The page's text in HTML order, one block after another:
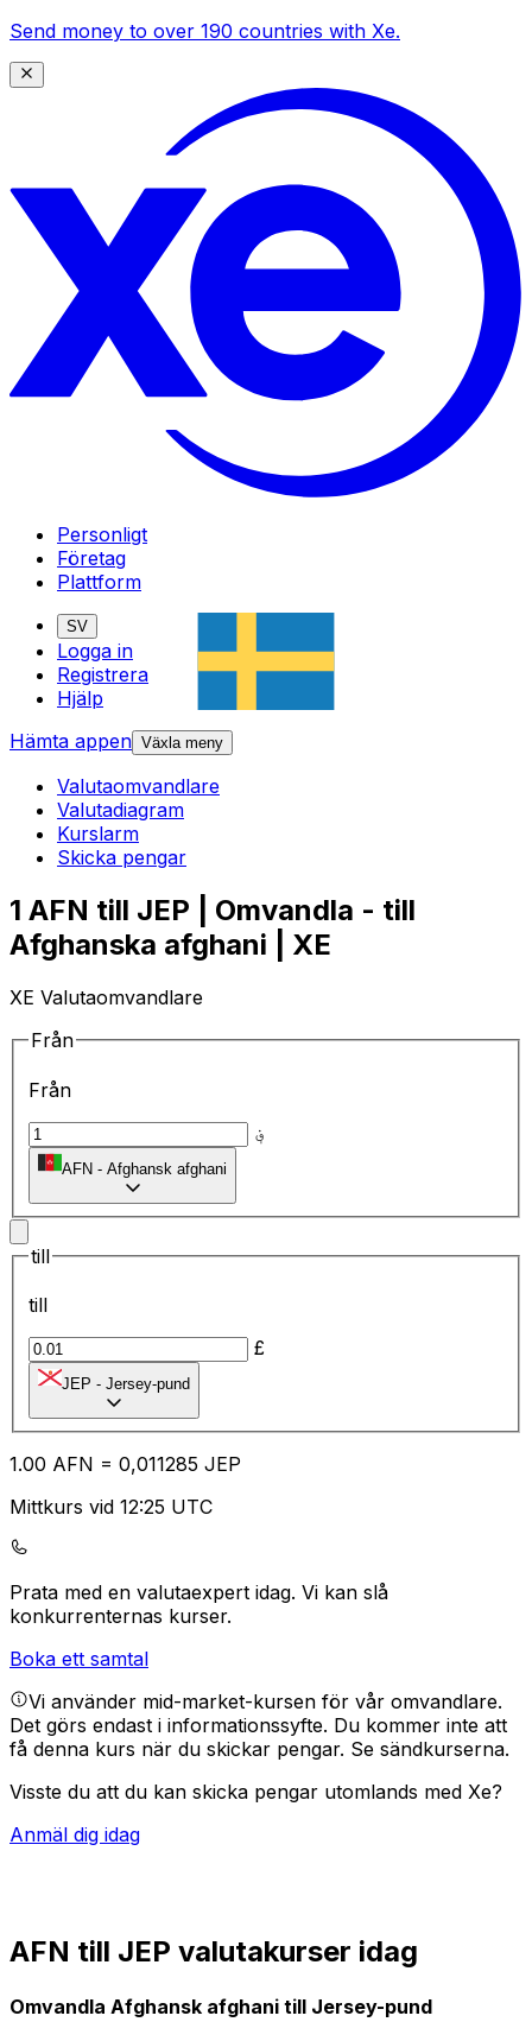
Send money to over 190 countries with Xe.
Personligt
Företag
Plattform
SV
Logga in
Registrera
Hjälp
Hämta appen Växla meny
Valutaomvandlare
Valutadiagram
Kurslarm
Skicka pengar
1 AFN till JEP | Omvandla - till
Afghanska afghani | XE
XE Valutaomvandlare
Från
Från
؋
AFN - Afghansk afghani
till
till
£
JEP - Jersey-pund
1.00 AFN = 0,011285 JEP
Mittkurs vid 12:25 UTC
Prata med en valutaexpert idag. Vi kan slå
konkurrenternas kurser.
Boka ett samtal
Vi använder mid-market-kursen för vår omvandlare.
Det görs endast i informationssyfte. Du kommer inte att
få denna kurs när du skickar pengar. Se sändkurserna.
Visste du att du kan skicka pengar utomlands med Xe?
Anmäl dig idag
AFN till JEP valutakurser idag
Omvandla Afghansk afghani till Jersey-pund